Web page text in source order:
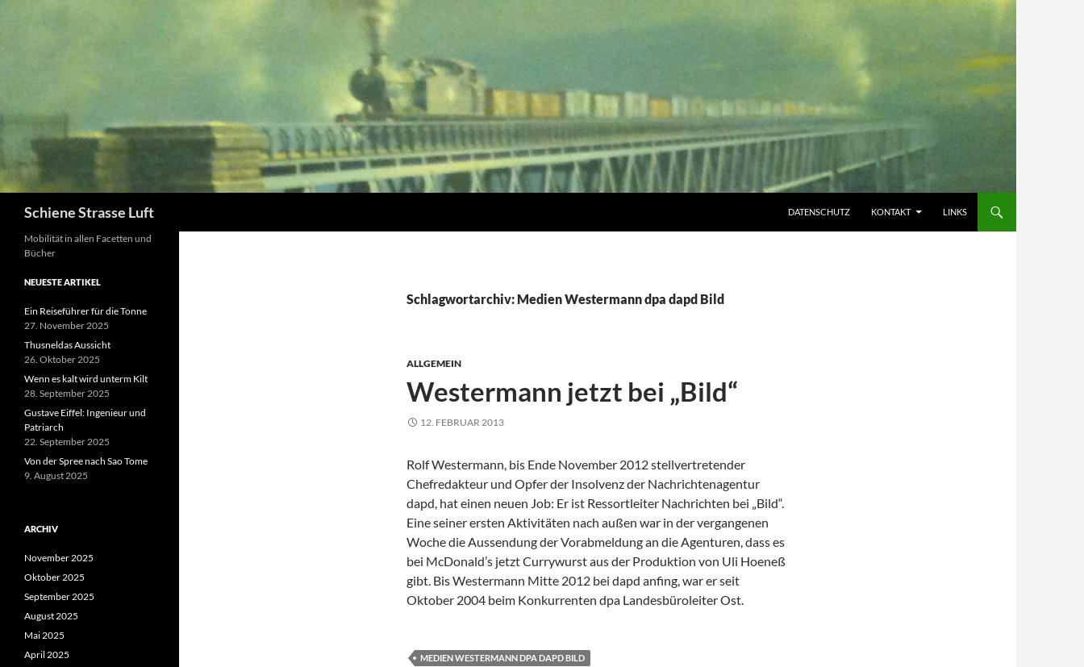
Schiene Strasse Luft DATENSCHUTZ KONTAKT LINKS
Schlagwortarchiv: Medien Westermann dpa dapd Bild
ALLGEMEIN
Westermann jetzt bei „Bild“
12. FEBRUAR 2013
Rolf Westermann, bis Ende November 2012 stellvertretender
Chefredakteur und Opfer der Insolvenz der Nachrichtenagentur
dapd, hat einen neuen Job: Er ist Ressortleiter Nachrichten bei „Bild“.
Eine seiner ersten Aktivitäten nach außen war in der vergangenen
Woche die Aussendung der Vorabmeldung an die Agenturen, dass es
bei McDonald’s jetzt Currywurst aus der Produktion von Uli Hoeneß
gibt. Bis Westermann Mitte 2012 bei dapd anfing, war er seit
Oktober 2004 beim Konkurrenten dpa Landesbüroleiter Ost.
MEDIEN WESTERMANN DPA DAPD BILD
Mobilität in allen Facetten und
Bücher
NEUESTE ARTIKEL
Ein Reiseführer für die Tonne
27. November 2025
Thusneldas Aussicht
26. Oktober 2025
Wenn es kalt wird unterm Kilt
28. September 2025
Gustave Eiffel: Ingenieur und
Patriarch
22. September 2025
Von der Spree nach Sao Tome
9. August 2025
ARCHIV
November 2025
Oktober 2025
September 2025
August 2025
Mai 2025
April 2025